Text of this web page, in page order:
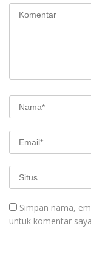
Simpan nama,
untuk komentar